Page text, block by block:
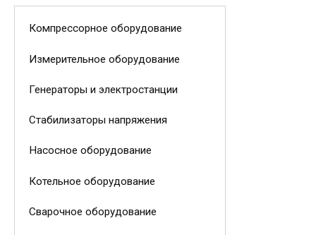
Компрессорное оборудование
Измерительное оборудование
Генераторы и электростанции
Стабилизаторы напряжения
Насосное оборудование
Котельное оборудование
Сварочное оборудование